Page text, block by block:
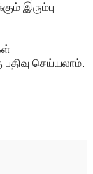
இரும்பு
செய்யலாம்.